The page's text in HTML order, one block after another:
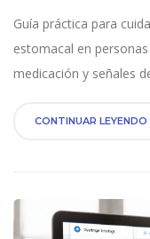
Guía práctica para
estomacal en
medicación y señales
CONTINUAR LEYENDO